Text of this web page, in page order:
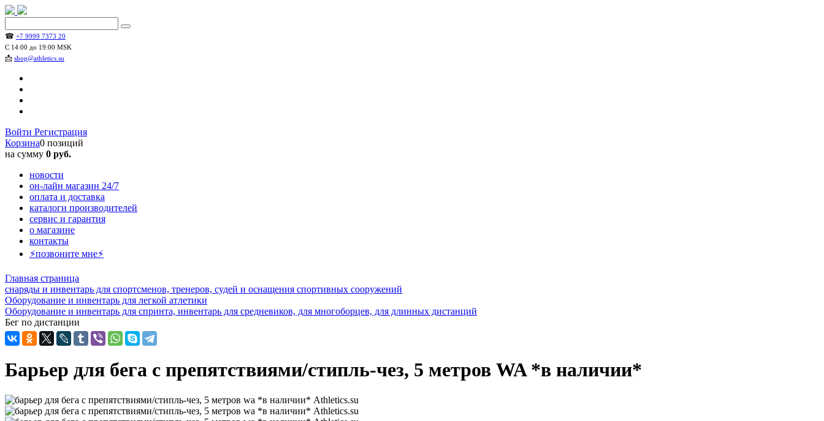
☎ +7 9999 7373 20
С 14:00 до 19:00 MSK
📩 shop@athletics.su
Войти Регистрация
Корзина0 позиций
на сумму 0 руб.
новости
он-лайн магазин 24/7
оплата и доставка
каталоги производителей
сервис и гарантия
о магазине
контакты
⚡позвоните мне⚡
Главная страница
снаряды и инвентарь для спортсменов, тренеров, судей и оснащения спортивных сооружений
Оборудование и инвентарь для легкой атлетики
Оборудование и инвентарь для спринта, инвентарь для средневиков, для многоборцев, для длинных дистанций
Бег по дистанции
Барьер для бега с препятствиями/стипль-чез, 5 метров WA *в наличии*